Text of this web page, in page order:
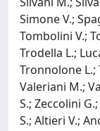
Simone V.;
Tombolini V.;
Trodella L.;
Tronnolone L.;
Valeriani M.;
S.; Zeccolini
S.; Altieri V.;